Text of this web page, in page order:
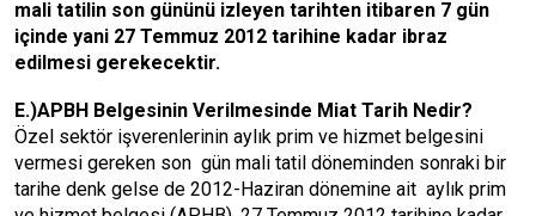
mali tatilin son gününü izleyen tarihten itibaren 7 gün
içinde yani 27 Temmuz 2012 tarihine kadar ibraz
edilmesi gerekecektir.
E.)APBH Belgesinin Verilmesinde Miat Tarih Nedir?
Özel sektör işverenlerinin aylık prim ve hizmet belgesini
vermesi gereken son gün mali tatil döneminden sonraki bir
tarihe denk gelse de 2012-Haziran dönemine ait aylık prim